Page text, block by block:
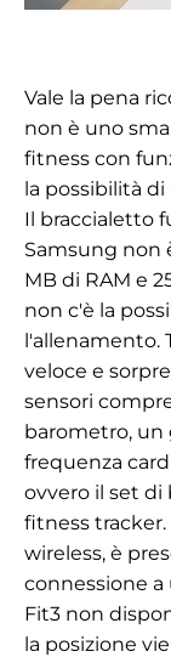
Vale la pena
non è uno
fitness con
la possibilità
Il braccialetto
Samsung non
MB di RAM e
non c'è la
l'allenamento.
veloce e
sensori
barometro, un
frequenza
ovvero il set di
fitness
wireless, è
connessione a
Fit3 non
la posizione